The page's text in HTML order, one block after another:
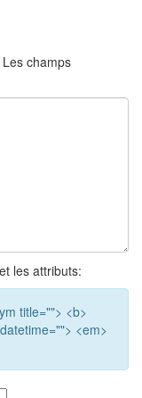
Les champs
et les attributs:
title=""> <b>
<em>